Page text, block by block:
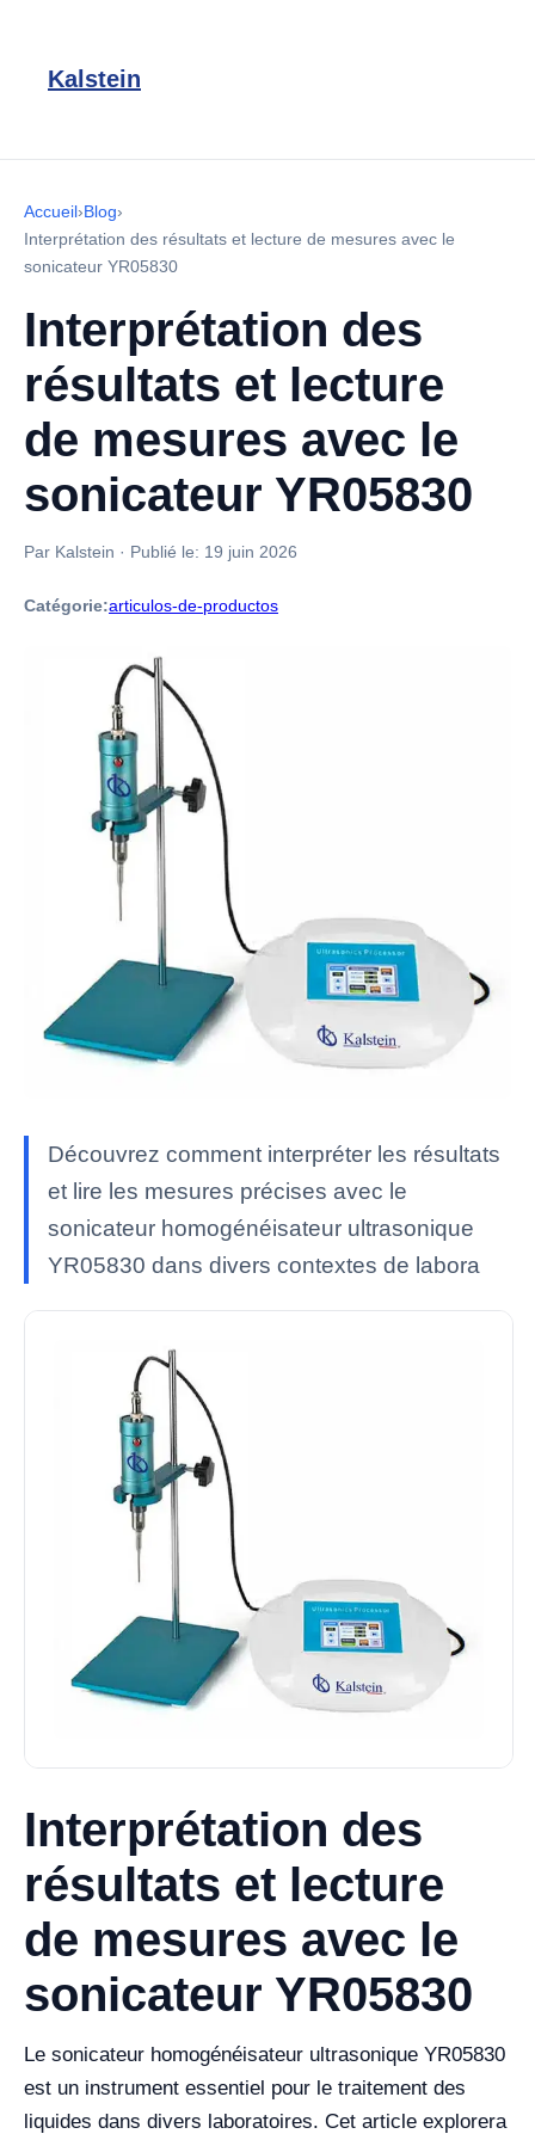
Kalstein
Accueil›Blog›
Interprétation des résultats et lecture de mesures avec le
sonicateur YR05830
Interprétation des
résultats et lecture
de mesures avec le
sonicateur YR05830
Par Kalstein · Publié le: 19 juin 2026
Catégorie:articulos-de-productos
Découvrez comment interpréter les résultats
et lire les mesures précises avec le
sonicateur homogénéisateur ultrasonique
YR05830 dans divers contextes de labora
Interprétation des
résultats et lecture
de mesures avec le
sonicateur YR05830
Le sonicateur homogénéisateur ultrasonique YR05830
est un instrument essentiel pour le traitement des
liquides dans divers laboratoires. Cet article explorera